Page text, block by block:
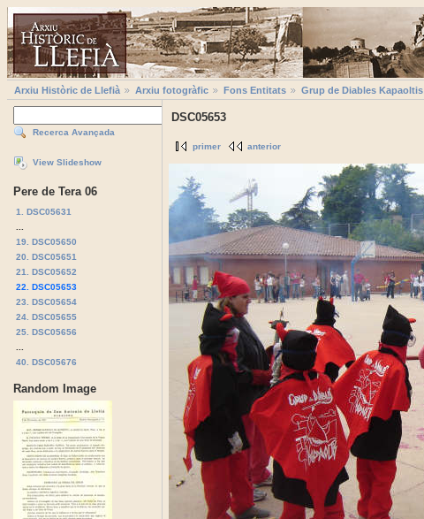
Arxiu Històric de Llefià Arxiu fotogràfic Fons Entitats Grup de Diables Kapaoltis
Recerca Avançada
View Slideshow
Pere de Tera 06
1. DSC05631
19. DSC05650
20. DSC05651
21. DSC05652
22. DSC05653
23. DSC05654
24. DSC05655
25. DSC05656
40. DSC05676
Random Image
DSC05653
primer anterior